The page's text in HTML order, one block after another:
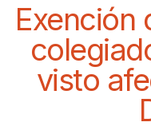
Exención
visto